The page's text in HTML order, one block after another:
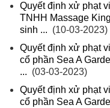
Quyết định xử phạt
TNHH Massage
sinh ... (10-03-2023)
Quyết định xử phạt
cổ phần Sea A
... (03-03-2023)
Quyết định xử phạt
cổ phần Sea A